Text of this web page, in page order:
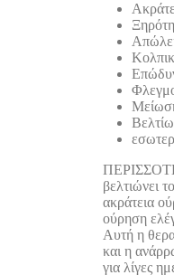
βελτιώνει
ακράτεια
ούρηση
Αυτή η
και η
για λίγες